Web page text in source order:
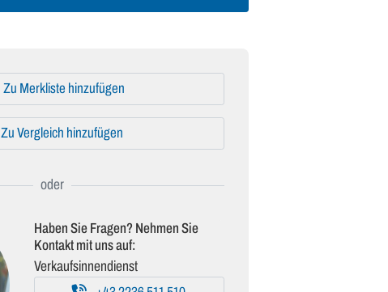
Zu Merkliste hinzufügen
Zu Vergleich hinzufügen
Haben Sie Fragen? Nehmen Sie
Kontakt mit uns auf:
Verkaufsinnendienst